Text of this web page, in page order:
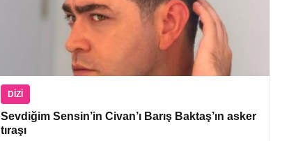
DIZI
Sevdiğim Sensin’in Civan’ı Barış Baktaş’ın asker
tıraşı